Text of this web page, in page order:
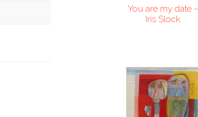
You are my date –
Iris Slock